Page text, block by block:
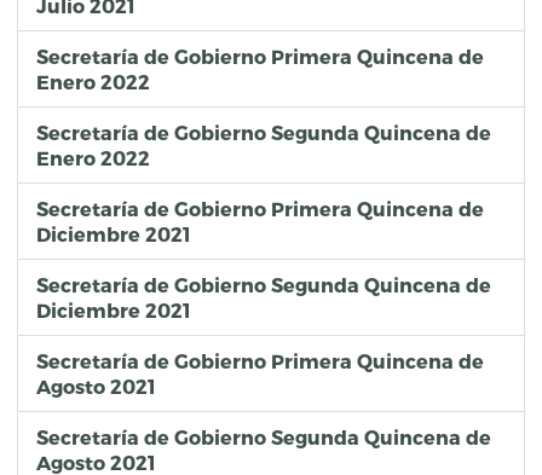
Julio 2021
Secretaría de Gobierno Primera Quincena de
Enero 2022
Secretaría de Gobierno Segunda Quincena de
Enero 2022
Secretaría de Gobierno Primera Quincena de
Diciembre 2021
Secretaría de Gobierno Segunda Quincena de
Diciembre 2021
Secretaría de Gobierno Primera Quincena de
Agosto 2021
Secretaría de Gobierno Segunda Quincena de
Agosto 2021